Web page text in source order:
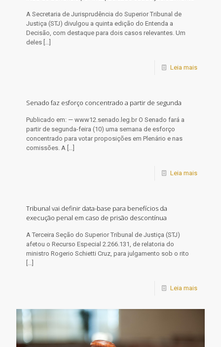
A Secretaria de Jurisprudência do Superior Tribunal de
Justiça (STJ) divulgou a quinta edição do Entenda a
Decisão, com destaque para dois casos relevantes. Um
deles […]
Leia mais
Senado faz esforço concentrado a partir de segunda
Publicado em: — www12.senado.leg.br O Senado fará a
partir de segunda-feira (10) uma semana de esforço
concentrado para votar proposições em Plenário e nas
comissões. A […]
Leia mais
Tribunal vai definir data-base para benefícios da
execução penal em caso de prisão descontínua
​A Terceira Seção do Superior Tribunal de Justiça (STJ)
afetou o Recurso Especial 2.266.131, de relatoria do
ministro Rogerio Schietti Cruz, para julgamento sob o rito
[…]
Leia mais